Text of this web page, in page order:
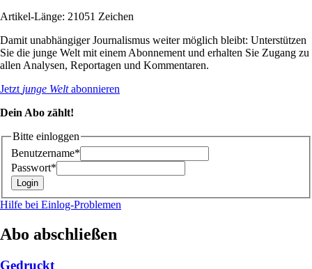
Artikel-Länge: 21051 Zeichen
Damit unabhängiger Journalismus weiter möglich bleibt: Unterstützen
Sie die junge Welt mit einem Abonnement und erhalten Sie Zugang zu
allen Analysen, Reportagen und Kommentaren.
Jetzt junge Weltabonnieren
Dein Abo zählt!
Bitte einloggen
Benutzername*
Passwort*
Hilfe bei Einlog-Problemen
Abo abschließen
Gedruckt